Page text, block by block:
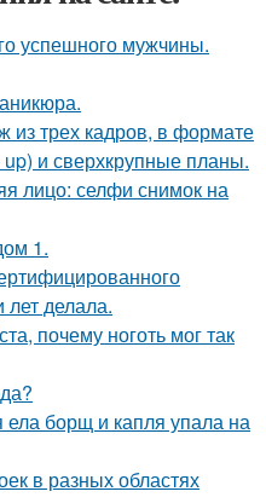
успешного мужчины.
из трех кадров, в формате
и сверхкрупные планы.
лицо: селфи снимок на
1.
делала.
почему ноготь мог так
борщ и капля упала на
в разных областях